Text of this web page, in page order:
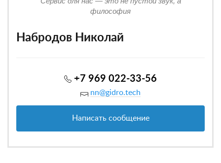
Набродов Николай
+7 969 022-33-56
nn@gidro.tech
Написать сообщение
философия